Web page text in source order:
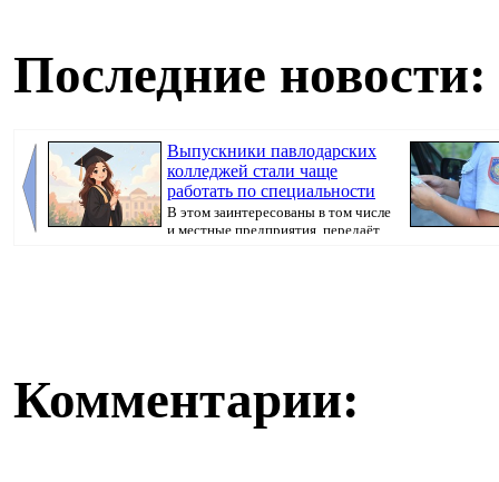
Последние новости:
Выпускники павлодарских
колледжей стали чаще
работать по специальности
В этом заинтересованы в том числе
и местные предприятия, передаёт
Комментарии: